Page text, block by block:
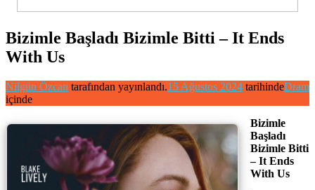
Bizimle Başladı Bizimle Bitti – It Ends
With Us
Nilgün Özcan tarafından yayınlandı.15 Ağustos 2024 tarihindeDram
içinde
Bizimle
Başladı
Bizimle Bitti
– It Ends
With Us